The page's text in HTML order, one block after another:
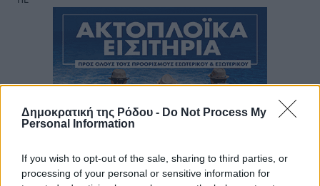
Δημοκρατική της Ρόδου - Do Not Process My
Personal Information
If you wish to opt-out of the sale, sharing to third parties, or
processing of your personal or sensitive information for